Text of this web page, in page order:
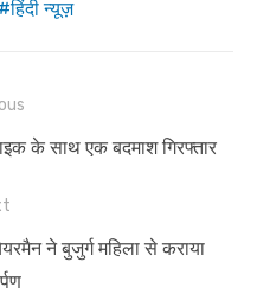
हिंदी न्यूज़
के साथ एक बदमाश गिरफ्तार
ने बुजुर्ग महिला से कराया